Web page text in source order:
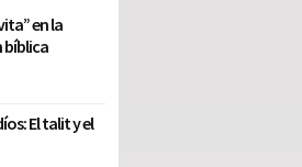
en la
bíblica
El talit y el